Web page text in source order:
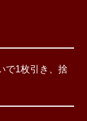
で1枚引き、捨